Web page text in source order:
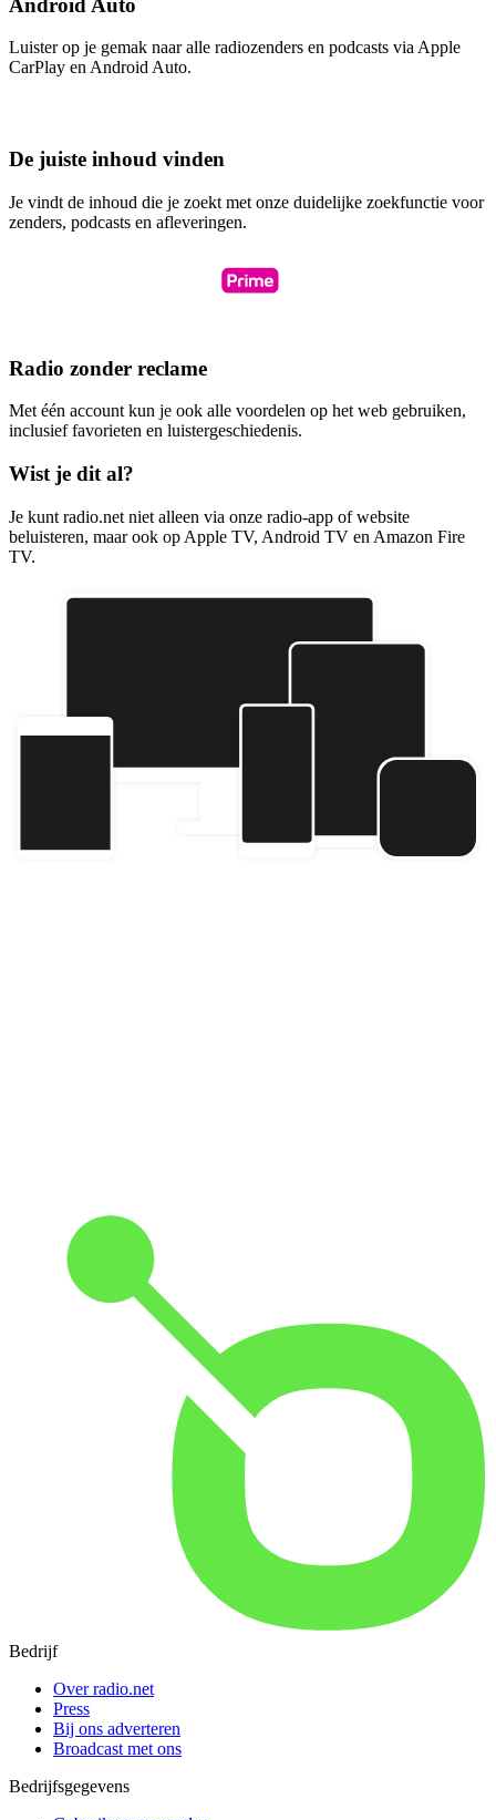
Android Auto
Luister op je gemak naar alle radiozenders en podcasts via Apple
CarPlay en Android Auto.
De juiste inhoud vinden
Je vindt de inhoud die je zoekt met onze duidelijke zoekfunctie voor
zenders, podcasts en afleveringen.
Radio zonder reclame
Met één account kun je ook alle voordelen op het web gebruiken,
inclusief favorieten en luistergeschiedenis.
Wist je dit al?
Je kunt radio.net niet alleen via onze radio-app of website
beluisteren, maar ook op Apple TV, Android TV en Amazon Fire
TV.
Bedrijf
Over radio.net
Press
Bij ons adverteren
Broadcast met ons
Bedrijfsgegevens